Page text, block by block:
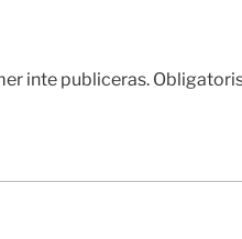
inte publiceras.